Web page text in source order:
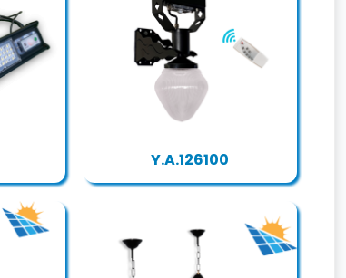
Y.A.126100